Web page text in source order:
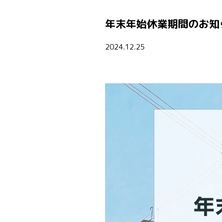
年末年始休業期間のお
2024.12.25